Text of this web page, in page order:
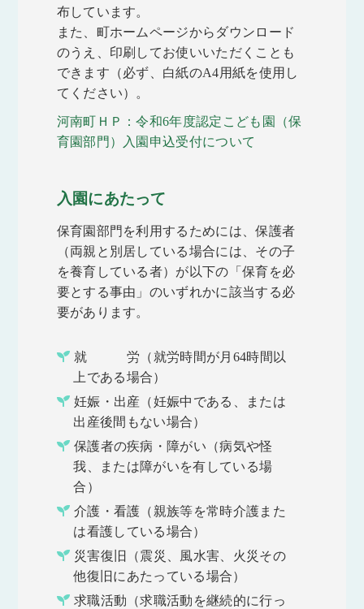
布しています。
また、町ホームページからダウンロード
のうえ、印刷してお使いいただくことも
できます（必ず、白紙のA4用紙を使用し
てください）。
河南町ＨＰ：令和6年度認定こども園（保
育園部門）入園申込受付について
入園にあたって
保育園部門を利用するためには、保護者
（両親と別居している場合には、その子
を養育している者）が以下の「保育を必
要とする事由」のいずれかに該当する必
要があります。
就 労（就労時間が月64時間以
上である場合）
妊娠・出産（妊娠中である、または
出産後間もない場合）
保護者の疾病・障がい（病気や怪
我、または障がいを有している場
合）
介護・看護（親族等を常時介護また
は看護している場合）
災害復旧（震災、風水害、火災その
他復旧にあたっている場合）
求職活動（求職活動を継続的に行っ